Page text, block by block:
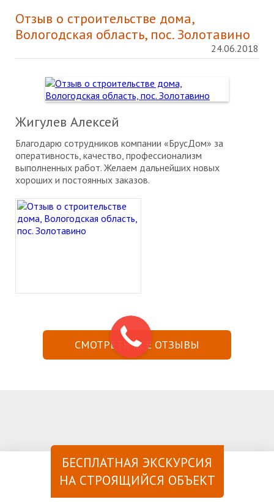
Отзыв о строительстве дома,
Вологодская область, пос. Золотавино
24.06.2018
Жигулев Алексей
Благодарю сотрудников компании «БрусДом» за
оперативность, качество, профессионализм
выполненных работ. Желаем дальнейших новых
хороших и постоянных заказов.
СМОТРЕТЬ ВСЕ ОТЗЫВЫ
БЕСПЛАТНАЯ ЭКСКУРСИЯ
НА СТРОЯЩИЙСЯ ОБЪЕКТ